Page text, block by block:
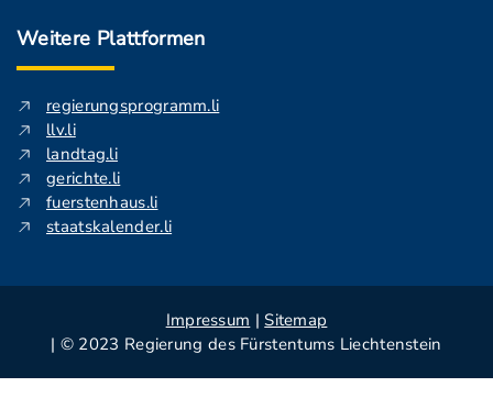
Weitere Plattformen
regierungsprogramm.li
llv.li
landtag.li
gerichte.li
fuerstenhaus.li
staatskalender.li
Impressum | Sitemap
| © 2023 Regierung des Fürstentums Liechtenstein